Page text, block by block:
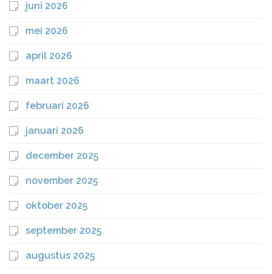
juni 2026
mei 2026
april 2026
maart 2026
februari 2026
januari 2026
december 2025
november 2025
oktober 2025
september 2025
augustus 2025